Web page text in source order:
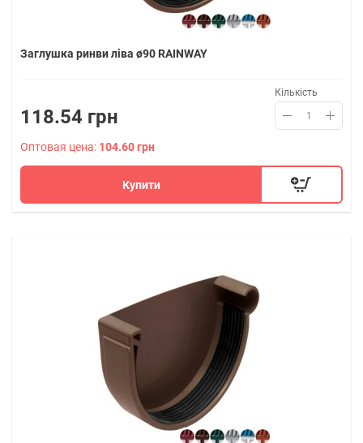
Заглушка ринви ліва ø90 RAINWAY
118.54 грн
Кількість
Оптовая цена: 104.60 грн
Купити